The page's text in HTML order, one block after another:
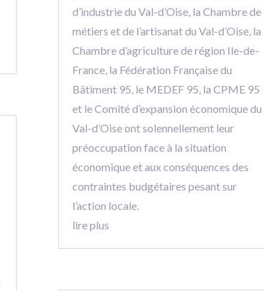
d’industrie du Val-d’Oise, la Chambre de
métiers et de l’artisanat du Val-d’Oise, la
Chambre d’agriculture de région Ile-de-
France, la Fédération Française du
Bâtiment 95, le MEDEF 95, la CPME 95
et le Comité d’expansion économique du
Val-d’Oise ont solennellement leur
préoccupation face à la situation
économique et aux conséquences des
contraintes budgétaires pesant sur
l’action locale.
lire plus